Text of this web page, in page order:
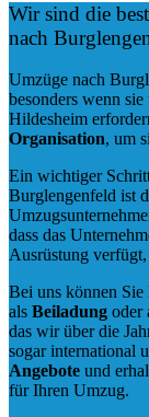
Wir sind die
nach
Umzüge nach
besonders wenn
Hildesheim
Organisation, um
Ein wichtiger
Burglengenfeld ist
dass das
Ausrüstung
Bei uns können Sie
als Beiladung oder
das wir über die
sogar international
Angebote und
für Ihren Umzug.